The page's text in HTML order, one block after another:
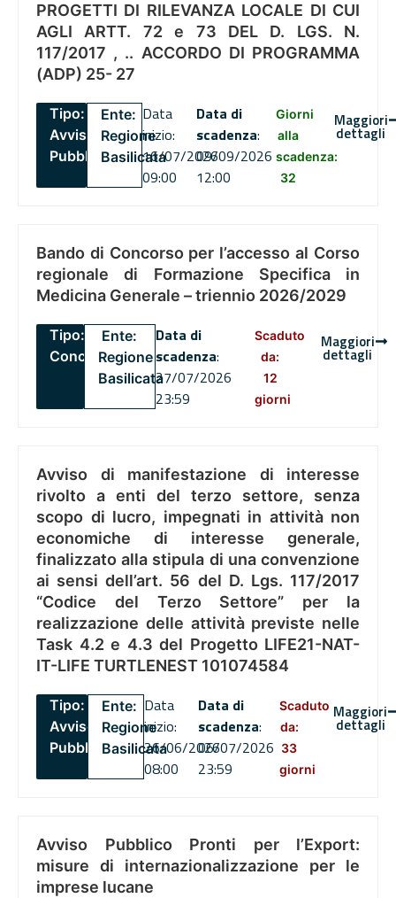
PROGETTI DI RILEVANZA LOCALE DI CUI
AGLI ARTT. 72 e 73 DEL D. LGS. N.
117/2017 , .. ACCORDO DI PROGRAMMA
(ADP) 25- 27
Tipo:
Avviso
Pubblico
Ente:
Regione
Basilicata
Data
inizio:
16/07/2026
09:00
Data di
scadenza:
09/09/2026
12:00
Giorni
alla
scadenza:
32
Maggiori
dettagli
Bando di Concorso per l’accesso al Corso
regionale di Formazione Specifica in
Medicina Generale – triennio 2026/2029
Tipo:
Concorsi
Ente:
Regione
Basilicata
Data di
scadenza:
27/07/2026
23:59
Scaduto
da:
12
giorni
Maggiori
dettagli
Avviso di manifestazione di interesse
rivolto a enti del terzo settore, senza
scopo di lucro, impegnati in attività non
economiche di interesse generale,
finalizzato alla stipula di una convenzione
ai sensi dell’art. 56 del D. Lgs. 117/2017
“Codice del Terzo Settore” per la
realizzazione delle attività previste nelle
Task 4.2 e 4.3 del Progetto LIFE21-NAT-
IT-LIFE TURTLENEST 101074584
Tipo:
Avviso
Pubblico
Ente:
Regione
Basilicata
Data
inizio:
26/06/2026
08:00
Data di
scadenza:
06/07/2026
23:59
Scaduto
da:
33
giorni
Maggiori
dettagli
Avviso Pubblico Pronti per l’Export:
misure di internazionalizzazione per le
imprese lucane